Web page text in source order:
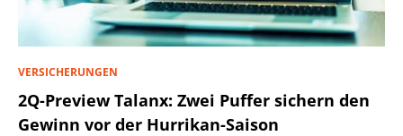
VERSICHERUNGEN
2Q-Preview Talanx: Zwei Puffer sichern den
Gewinn vor der Hurrikan-Saison